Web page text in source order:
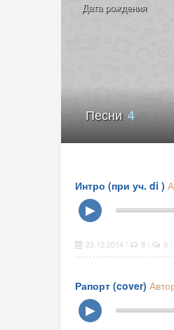
Дата рождения
Песни4
Интро (при уч. di )
▶
23.12.2014 8 0
Рапорт (cover)
▶